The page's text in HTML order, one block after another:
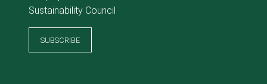
Sustainability Council
SUBSCRIBE